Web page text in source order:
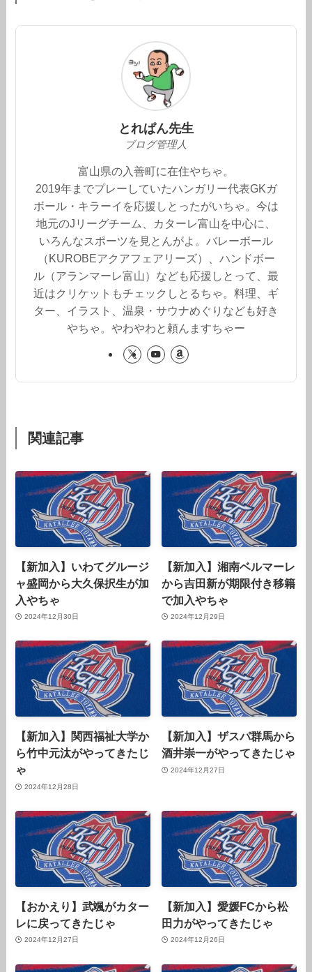
とれぱん先生
ブログ管理人
富山県の入善町に在住やちゃ。
2019年までプレーしていたハンガリー代表GKガ
ボール・キラーイを応援しとったがいちゃ。今は
地元のJリーグチーム、カターレ富山を中心に、
いろんなスポーツを見とんがよ。バレーボール
（KUROBEアクアフェアリーズ）、ハンドボー
ル（アランマーレ富山）なども応援しとって、最
近はクリケットもチェックしとるちゃ。料理、ギ
ター、イラスト、温泉・サウナめぐりなども好き
やちゃ。やわやわと頼んますちゃー
関連記事
【新加入】いわてグルージ
ャ盛岡から大久保択生が加
入やちゃ
2024年12月30日
【新加入】湘南ベルマーレ
から吉田新が期限付き移籍
で加入やちゃ
2024年12月29日
【新加入】関西福祉大学か
ら竹中元汰がやってきたじ
ゃ
2024年12月28日
【新加入】ザスパ群馬から
酒井崇一がやってきたじゃ
2024年12月27日
【おかえり】武颯がカター
レに戻ってきたじゃ
2024年12月27日
【新加入】愛媛FCから松
田力がやってきたじゃ
2024年12月26日